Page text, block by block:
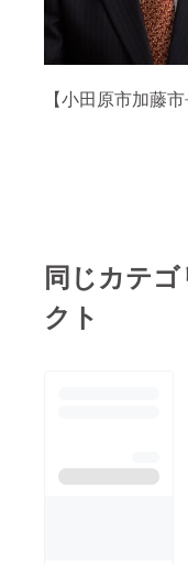
【小田原市加藤市
同じカテ
クト